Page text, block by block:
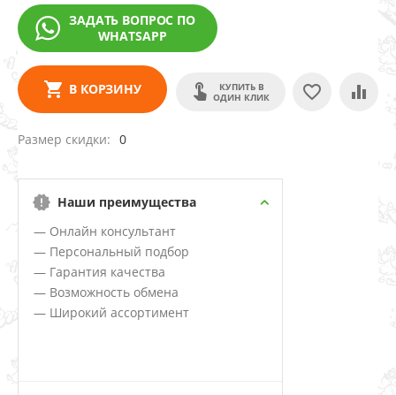
ЗАДАТЬ ВОПРОС ПО
WHATSAPP
В КОРЗИНУ
КУПИТЬ В
ОДИН КЛИК
Размер скидки 0
Наши преимущества
— Онлайн консультант
— Персональный подбор
— Гарантия качества
— Возможность обмена
— Широкий ассортимент